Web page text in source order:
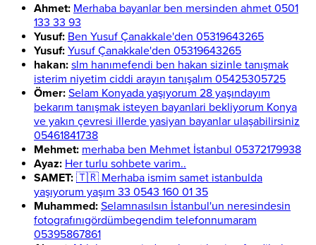
Ahmet: Merhaba bayanlar ben mersinden ahmet 0501
133 33 93
Yusuf: Ben Yusuf Çanakkale'den 05319643265
Yusuf: Yusuf Çanakkale'den 05319643265
hakan: slm hanımefendi ben hakan sizinle tanışmak
isterim niyetim ciddi arayın tanışalım 05425305725
Ömer: Selam Konyada yaşıyorum 28 yaşındayım
bekarım tanışmak isteyen bayanlari bekliyorum Konya
ve yakın çevresi illerde yasiyan bayanlar ulaşabilirsiniz
05461841738
Mehmet: merhaba ben Mehmet İstanbul 05372179938
Ayaz: Her turlu sohbete varim..
SAMET: 🇹🇷 Merhaba ismim samet istanbulda
yaşıyorum yaşım 33 0543 160 01 35
Muhammed: Selamnasılsın İstanbul'un neresindesin
fotografınıgördümbegendim telefonnumaram
05395867861